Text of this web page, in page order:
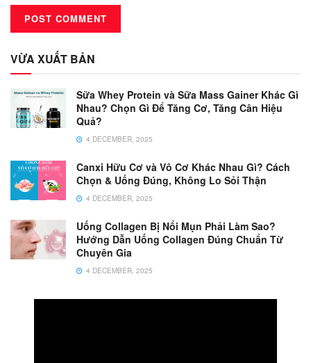
VỪA XUẤT BẢN
Sữa Whey Protein và Sữa Mass Gainer Khác Gì
Nhau? Chọn Gì Để Tăng Cơ, Tăng Cân Hiệu
Quả?
4 DECEMBER, 2025
Canxi Hữu Cơ và Vô Cơ Khác Nhau Gì? Cách
Chọn & Uống Đúng, Không Lo Sỏi Thận
4 DECEMBER, 2025
Uống Collagen Bị Nổi Mụn Phải Làm Sao?
Hướng Dẫn Uống Collagen Đúng Chuẩn Từ
Chuyên Gia
4 DECEMBER, 2025